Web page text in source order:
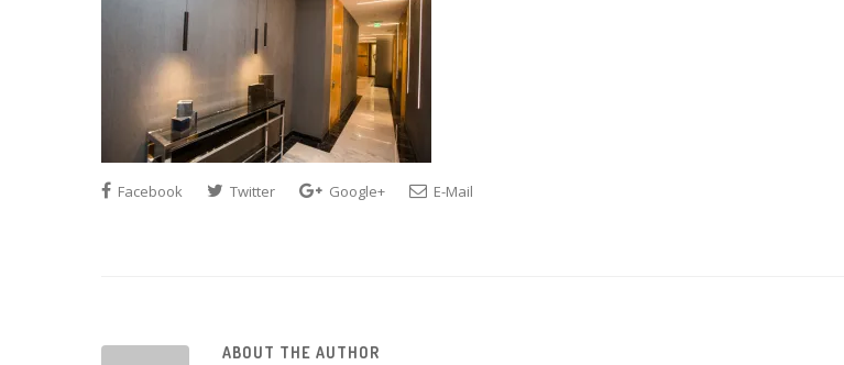
Facebook Twitter Google+ E-Mail
ABOUT THE AUTHOR